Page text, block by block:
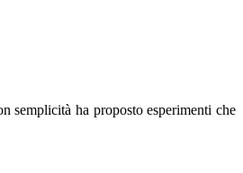
semplicità ha proposto esperimenti che